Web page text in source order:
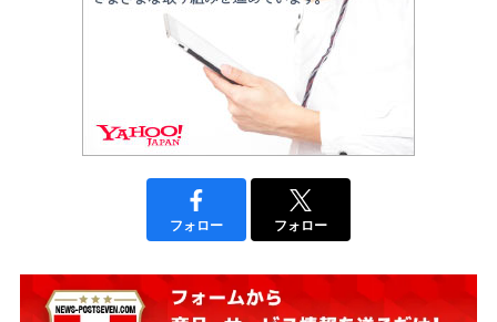
フォロー フォロー